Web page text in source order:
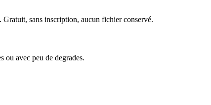
. Gratuit, sans inscription, aucun fichier conservé.
ou avec peu de degrades.